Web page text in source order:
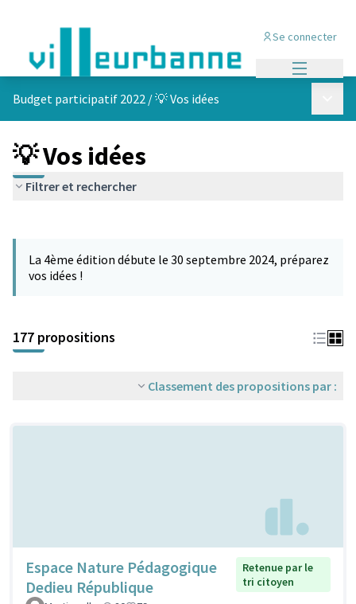
Se connecter
Budget participatif 2022 /💡 Vos idées
💡 Vos idées
Filtrer et rechercher
−
La 4ème édition débute le 30 septembre 2024, préparez
vos idées !
177 propositions
Classement des propositions par :
Espace Nature Pédagogique
Dedieu République
Retenue par le
tri citoyen